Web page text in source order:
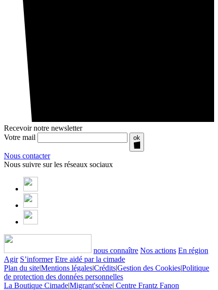
Recevoir notre newsletter
Votre mail
ok
Nous contacter
Nous suivre sur les réseaux sociaux
nous connaître Nos actions En région
Agir S’informer Etre aidé par la cimade
Plan du site|Mentions légales|Crédits|Gestion des Cookies|Politique
de protection des données personnelles
La Boutique Cimade|Migrant'scène| Centre Frantz Fanon